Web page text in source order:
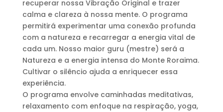
recuperar nossa Vibração Original e trazer
calma e clareza à nossa mente. O programa
permitirá experimentar uma conexão profunda
com a natureza e recarregar a energia vital de
cada um. Nosso maior guru (mestre) será a
Natureza e a energia intensa do Monte Roraima.
Cultivar o silêncio ajuda a enriquecer essa
experiência.
O programa envolve caminhadas meditativas,
relaxamento com enfoque na respiração, yoga,